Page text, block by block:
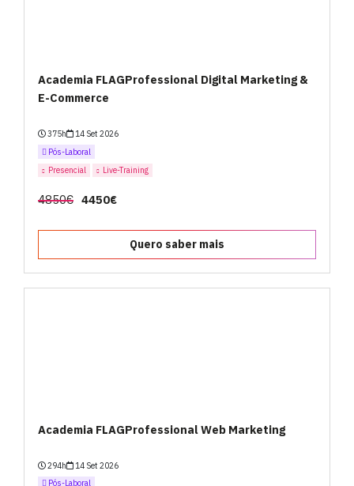
Academia FLAGProfessional Digital Marketing &
E-Commerce
375h
14 Set 2026
Pós-Laboral
Presencial
Live-Training
4850€ 4450€
Quero saber mais
Academia FLAGProfessional Web Marketing
294h
14 Set 2026
Pós-Laboral